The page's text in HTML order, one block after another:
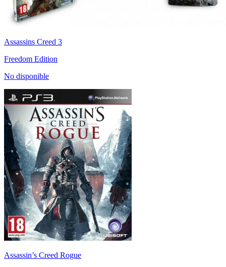
Assassins Creed 3
Freedom Edition
No disponible
Assassin’s Creed Rogue